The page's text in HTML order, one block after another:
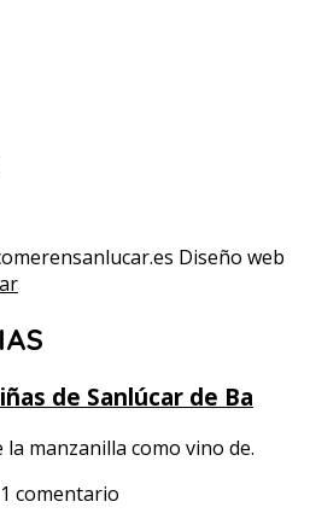
Diseño web
de Sanlúcar de Ba
manzanilla como vino de.
1 comentario